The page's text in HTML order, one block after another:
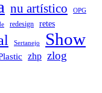
nu artístico OPG
redesign retes
Sertanejo Show
zhp zlog